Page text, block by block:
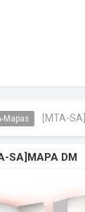
Mapas [MTA-
SA]MAPA DM